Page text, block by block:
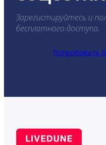
Зарегистируйтесь и
бесплатного доступа.
Попробовать